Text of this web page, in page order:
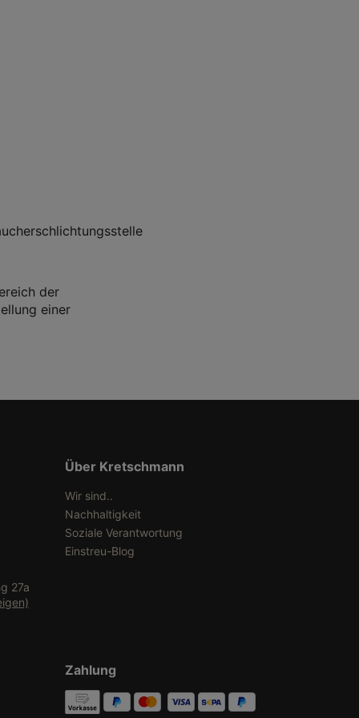
der
einer
27a
Über Kretschmann
Wir sind..
Nachhaltigkeit
Soziale Verantwortung
Einstreu-Blog
Zahlung